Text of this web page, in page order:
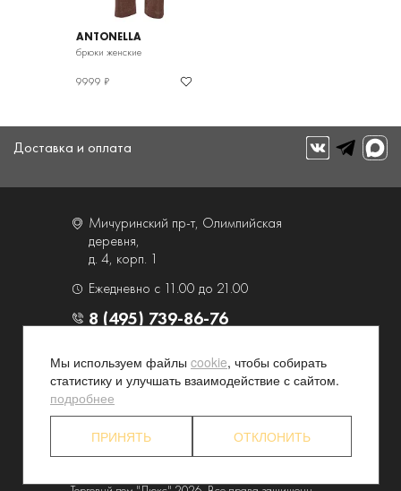
ANTONELLA
брюки женские
9999 ₽
Доставка и оплата
Мичуринский пр-т, Олимпийская
деревня,
д. 4, корп. 1
Ежедневно с 11.00 до 21.00
8 (495) 739-86-76
О компании
Услуги
Контакты и схема проезда
Наши преимущества
Партнерские программы
Конфиденциальность
Акционерам
Мы используем файлы cookie, чтобы собирать
статистику и улучшать взаимодействие с сайтом.
подробнее
ПРИНЯТЬ ОТКЛОНИТЬ